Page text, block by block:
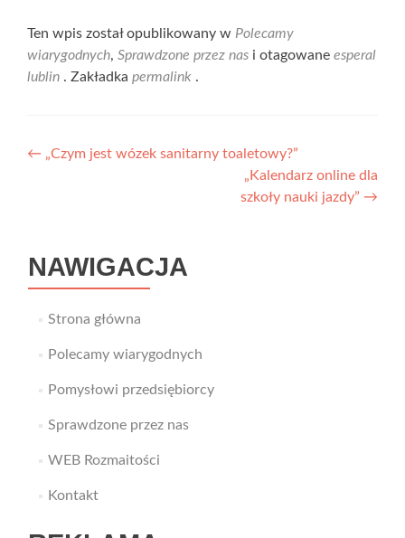
Ten wpis został opublikowany w Polecamy
wiarygodnych, Sprawdzone przez nas i otagowane esperal
lublin . Zakładka permalink .
Nawigacja
← „Czym jest wózek sanitarny toaletowy?”
„Kalendarz online dla
szkoły nauki jazdy” →
NAWIGACJA
Strona główna
Polecamy wiarygodnych
Pomysłowi przedsiębiorcy
Sprawdzone przez nas
WEB Rozmaitości
Kontakt